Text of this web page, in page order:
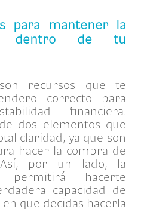
para mantener la
dentro de tu
recursos que te
correcto para
financiera.
dos elementos que
claridad, ya que son
hacer la compra de
por un lado, la
permitirá hacerte
capacidad de
que decidas hacerla